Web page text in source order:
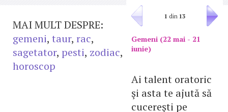
1 din 13
Gemeni (22 mai - 21
iunie)
Ai talent oratoric
şi asta te ajută să
cucereşti pe
MAI MULT DESPRE:
gemeni, taur, rac,
sagetator, pesti, zodiac,
horoscop